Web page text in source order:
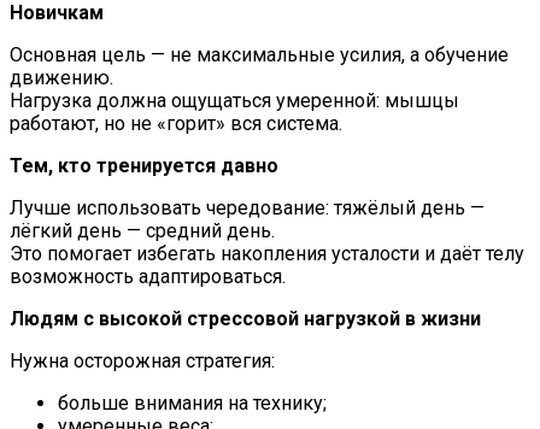
Новичкам
Основная цель — не максимальные усилия, а обучение
движению.
Нагрузка должна ощущаться умеренной: мышцы
работают, но не «горит» вся система.
Тем, кто тренируется давно
Лучше использовать чередование: тяжёлый день —
лёгкий день — средний день.
Это помогает избегать накопления усталости и даёт телу
возможность адаптироваться.
Людям с высокой стрессовой нагрузкой в жизни
Нужна осторожная стратегия:
больше внимания на технику;